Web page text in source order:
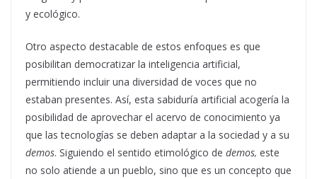
y ecológico.
Otro aspecto destacable de estos enfoques es que
posibilitan democratizar la inteligencia artificial,
permitiendo incluir una diversidad de voces que no
estaban presentes. Así, esta sabiduría artificial acogería la
posibilidad de aprovechar el acervo de conocimiento ya
que las tecnologías se deben adaptar a la sociedad y a su
demos. Siguiendo el sentido etimológico de demos, este
no solo atiende a un pueblo, sino que es un concepto que